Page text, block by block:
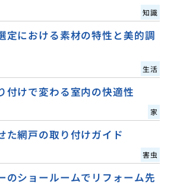
知識
定における素材の特性と美的調
生活
付けで変わる室内の快適性
家
た網戸の取り付けガイド
害虫
のショールームでリフォーム先